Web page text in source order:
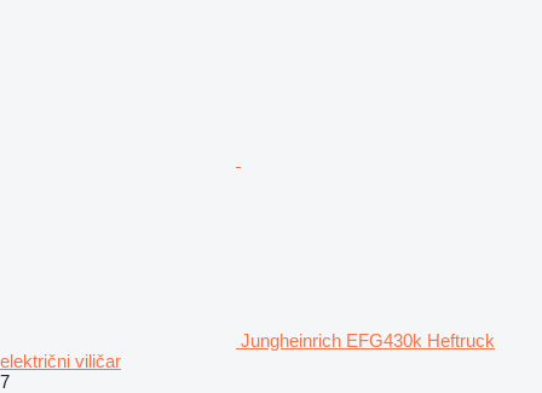
Jungheinrich EFG430k Heftruck
električni viličar
7